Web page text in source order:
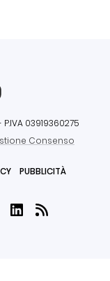
P.IVA 03919360275
Consenso
PUBBLICITÀ